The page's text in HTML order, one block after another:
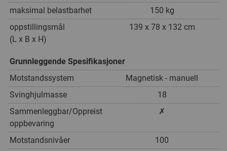
maksimal belastbarhet
150 kg
oppstillingsmål
(L x B x H)
139 x 78 x 132 cm
Grunnleggende Spesifikasjoner
Motstandssystem
Magnetisk - manuell
Svinghjulmasse
18
Sammenleggbar/Oppreist
oppbevaring
✗
Motstandsnivåer
100